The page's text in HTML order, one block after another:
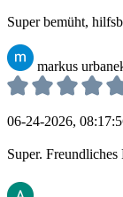
Super bemüht,
markus
06-24-2026,
Super.